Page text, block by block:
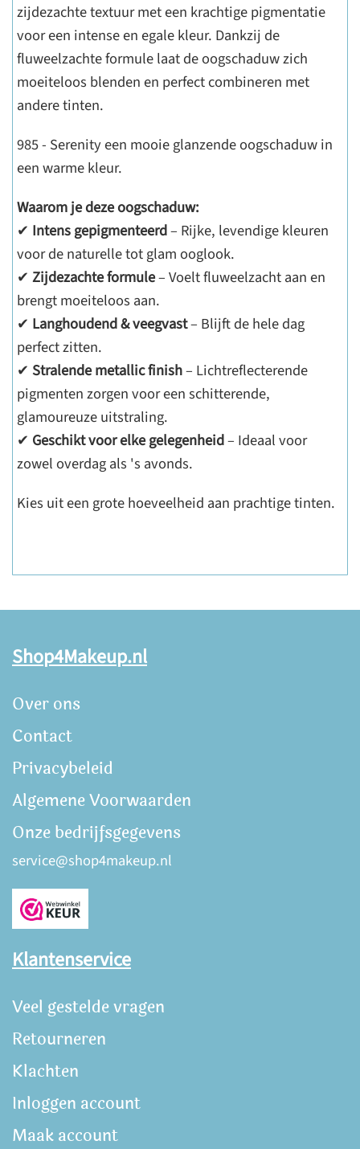
zijdezachte textuur met een krachtige pigmentatie
voor een intense en egale kleur. Dankzij de
fluweelzachte formule laat de oogschaduw zich
moeiteloos blenden en perfect combineren met
andere tinten.
985 - Serenity een mooie glanzende oogschaduw in
een warme kleur.
Waarom je deze oogschaduw:
✔ Intens gepigmenteerd– Rijke, levendige kleuren
voor de naturelle tot glam ooglook.
✔ Zijdezachte formule– Voelt fluweelzacht aan en
brengt moeiteloos aan.
✔ Langhoudend & veegvast– Blijft de hele dag
perfect zitten.
✔ Stralende metallic finish– Lichtreflecterende
pigmenten zorgen voor een schitterende,
glamoureuze uitstraling.
✔ Geschikt voor elke gelegenheid– Ideaal voor
zowel overdag als 's avonds.
Kies uit een grote hoeveelheid aan prachtige tinten.
Shop4Makeup.nl
Over ons
Contact
Privacybeleid
Algemene Voorwaarden
Onze bedrijfsgegevens
service@shop4makeup.nl
Klantenservice
Veel gestelde vragen
Retourneren
Klachten
Inloggen account
Maak account